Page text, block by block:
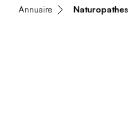
Annuaire Naturopathes